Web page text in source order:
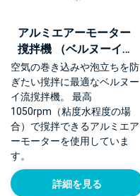
アルミエアーモーター
撹拌機 （ベルヌーイ流
撹拌体BEAG E型）
【NTMA-A】
空気の巻き込みや泡立ちを防
ぎたい撹拌に最適なベルヌー
イ流撹拌機。 最高
1050rpm（粘度水程度の場
合）で撹拌できるアルミエア
ーモーターを使用していま
す。
詳細を見る